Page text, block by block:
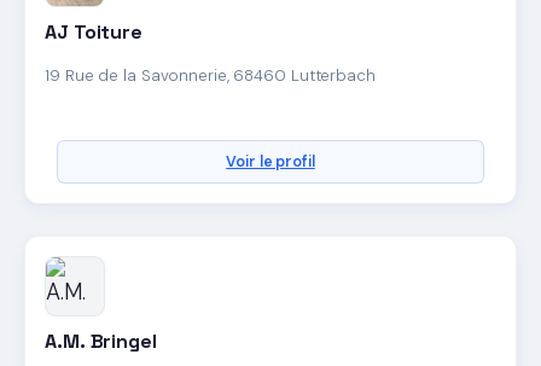
AJ Toiture
19 Rue de la Savonnerie, 68460 Lutterbach
Voir le profil
A.M. Bringel